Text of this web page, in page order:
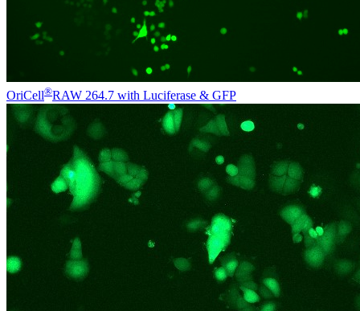
OriCell®RAW 264.7 with Luciferase & GFP